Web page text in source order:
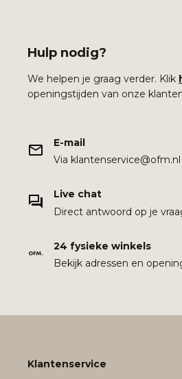
Hulp nodig?
We helpen je graag verder. Klik
openingstijden van onze
E-mail
Via klantenservice@ofm.nl
Live chat
Direct antwoord op je
24 fysieke winkels
Bekijk adressen en
Klantenservice